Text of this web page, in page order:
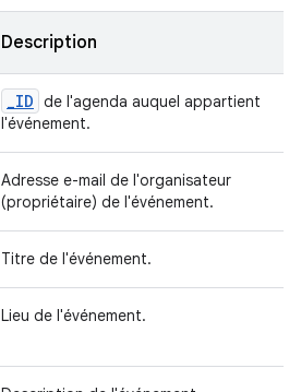
Description
_ID de l'agenda auquel appartient
l'événement.
Adresse e-mail de l'organisateur
(propriétaire) de l'événement.
Titre de l'événement.
Lieu de l'événement.